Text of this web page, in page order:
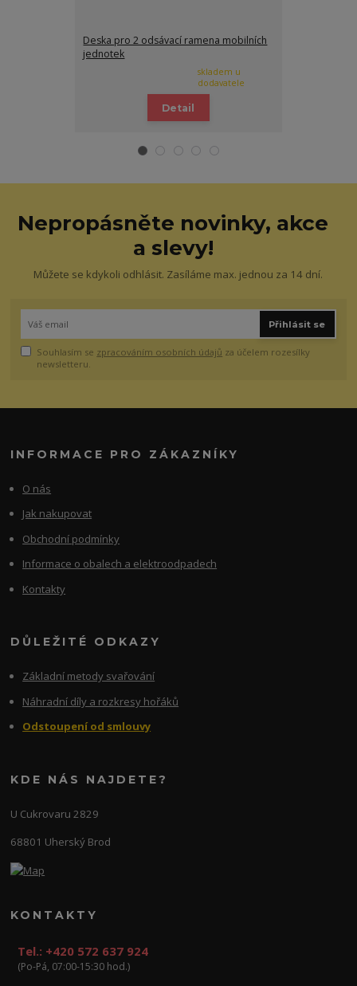
Deska pro 2 odsávací ramena mobilních
jednotek
skladem u
dodavatele
Detail
Nepropásněte novinky, akce
a slevy!
Můžete se kdykoli odhlásit. Zasíláme max. jednou za 14 dní.
Přihlásit se
Souhlasím se zpracováním osobních údajů za účelem rozesílky
newsletteru.
INFORMACE PRO ZÁKAZNÍKY
O nás
Jak nakupovat
Obchodní podmínky
Informace o obalech a elektroodpadech
Kontakty
DŮLEŽITÉ ODKAZY
Základní metody svařování
Náhradní díly a rozkresy hořáků
Odstoupení od smlouvy
KDE NÁS NAJDETE?
U Cukrovaru 2829
68801 Uherský Brod
KONTAKTY
Tel.: +420 572 637 924
(Po-Pá, 07:00-15:30 hod.)